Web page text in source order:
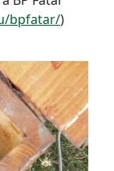
bpfatar/)